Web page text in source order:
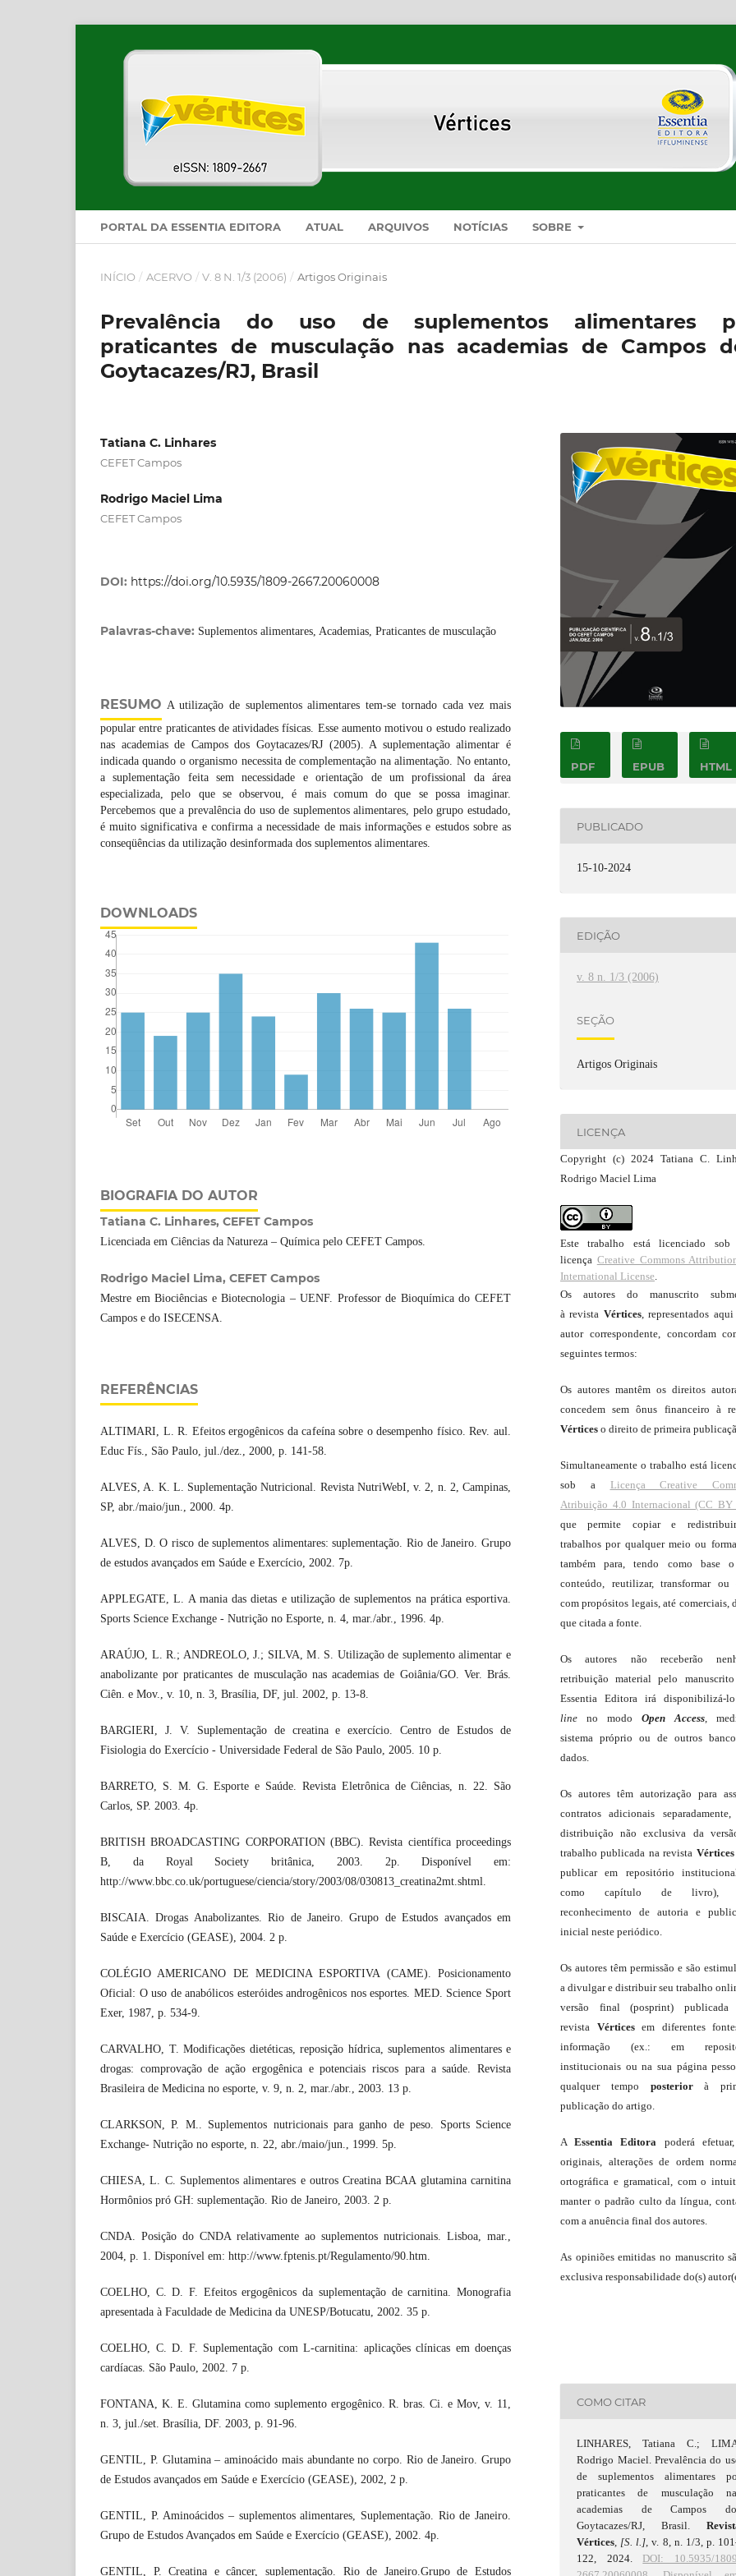
PORTAL DA ESSENTIA EDITORA ATUAL ARQUIVOS NOTÍCIAS SOBRE
INÍCIO / ACERVO / V. 8 N. 1/3 (2006) / Artigos Originais
Prevalência do uso de suplementos alimentares
praticantes de musculação nas academias de Campos
Goytacazes/RJ, Brasil
Tatiana C. Linhares
CEFET Campos
Rodrigo Maciel Lima
CEFET Campos
DOI: https://doi.org/10.5935/1809-2667.20060008
Palavras-chave: Suplementos alimentares, Academias, Praticantes de musculação
RESUMO A utilização de suplementos alimentares tem-se tornado cada vez mais
popular entre praticantes de atividades físicas. Esse aumento motivou o estudo realizado
nas academias de Campos dos Goytacazes/RJ (2005). A suplementação alimentar é
indicada quando o organismo necessita de complementação na alimentação. No entanto,
a suplementação feita sem necessidade e orientação de um profissional da área
especializada, pelo que se observou, é mais comum do que se possa imaginar.
Percebemos que a prevalência do uso de suplementos alimentares, pelo grupo estudado,
é muito significativa e confirma a necessidade de mais informações e estudos sobre as
conseqüências da utilização desinformada dos suplementos alimentares.
DOWNLOADS
BIOGRAFIA DO AUTOR
Tatiana C. Linhares, CEFET Campos
Licenciada em Ciências da Natureza – Química pelo CEFET Campos.
Rodrigo Maciel Lima, CEFET Campos
Mestre em Biociências e Biotecnologia – UENF. Professor de Bioquímica do CEFET
Campos e do ISECENSA.
REFERÊNCIAS
ALTIMARI, L. R. Efeitos ergogênicos da cafeína sobre o desempenho físico. Rev. aul.
Educ Fís., São Paulo, jul./dez., 2000, p. 141-58.
ALVES, A. K. L. Suplementação Nutricional. Revista NutriWebI, v. 2, n. 2, Campinas,
SP, abr./maio/jun., 2000. 4p.
ALVES, D. O risco de suplementos alimentares: suplementação. Rio de Janeiro. Grupo
de estudos avançados em Saúde e Exercício, 2002. 7p.
APPLEGATE, L. A mania das dietas e utilização de suplementos na prática esportiva.
Sports Science Exchange - Nutrição no Esporte, n. 4, mar./abr., 1996. 4p.
ARAÚJO, L. R.; ANDREOLO, J.; SILVA, M. S. Utilização de suplemento alimentar e
anabolizante por praticantes de musculação nas academias de Goiânia/GO. Ver. Brás.
Ciên. e Mov., v. 10, n. 3, Brasília, DF, jul. 2002, p. 13-8.
BARGIERI, J. V. Suplementação de creatina e exercício. Centro de Estudos de
Fisiologia do Exercício - Universidade Federal de São Paulo, 2005. 10 p.
BARRETO, S. M. G. Esporte e Saúde. Revista Eletrônica de Ciências, n. 22. São
Carlos, SP. 2003. 4p.
BRITISH BROADCASTING CORPORATION (BBC). Revista científica proceedings
B, da Royal Society britânica, 2003. 2p. Disponível em:
http://www.bbc.co.uk/portuguese/ciencia/story/2003/08/030813_creatina2mt.shtml.
BISCAIA. Drogas Anabolizantes. Rio de Janeiro. Grupo de Estudos avançados em
Saúde e Exercício (GEASE), 2004. 2 p.
COLÉGIO AMERICANO DE MEDICINA ESPORTIVA (CAME). Posicionamento
Oficial: O uso de anabólicos esteróides androgênicos nos esportes. MED. Science Sport
Exer, 1987, p. 534-9.
CARVALHO, T. Modificações dietéticas, reposição hídrica, suplementos alimentares e
drogas: comprovação de ação ergogênica e potenciais riscos para a saúde. Revista
Brasileira de Medicina no esporte, v. 9, n. 2, mar./abr., 2003. 13 p.
CLARKSON, P. M.. Suplementos nutricionais para ganho de peso. Sports Science
Exchange- Nutrição no esporte, n. 22, abr./maio/jun., 1999. 5p.
CHIESA, L. C. Suplementos alimentares e outros Creatina BCAA glutamina carnitina
Hormônios pró GH: suplementação. Rio de Janeiro, 2003. 2 p.
CNDA. Posição do CNDA relativamente ao suplementos nutricionais. Lisboa, mar.,
2004, p. 1. Disponível em: http://www.fptenis.pt/Regulamento/90.htm.
COELHO, C. D. F. Efeitos ergogênicos da suplementação de carnitina. Monografia
apresentada à Faculdade de Medicina da UNESP/Botucatu, 2002. 35 p.
COELHO, C. D. F. Suplementação com L-carnitina: aplicações clínicas em doenças
cardíacas. São Paulo, 2002. 7 p.
FONTANA, K. E. Glutamina como suplemento ergogênico. R. bras. Ci. e Mov, v. 11,
n. 3, jul./set. Brasília, DF. 2003, p. 91-96.
GENTIL, P. Glutamina – aminoácido mais abundante no corpo. Rio de Janeiro. Grupo
de Estudos avançados em Saúde e Exercício (GEASE), 2002, 2 p.
GENTIL, P. Aminoácidos – suplementos alimentares, Suplementação. Rio de Janeiro.
Grupo de Estudos Avançados em Saúde e Exercício (GEASE), 2002. 4p.
GENTIL, P. Creatina e câncer, suplementação. Rio de Janeiro.Grupo de Estudos
PDF EPUB HTML
PUBLICADO
15-10-2024
EDIÇÃO
v. 8 n. 1/3 (2006)
SEÇÃO
Artigos Originais
LICENÇA
Copyright (c) 2024 Tatiana C.
Rodrigo Maciel Lima
Este trabalho está licenciado sob
licença Creative Commons
International License.
Os autores do manuscrito
à revista Vértices, representados
autor correspondente, concordam
seguintes termos:
Os autores mantêm os direitos
concedem sem ônus financeiro à
Vértices o direito de primeira
Simultaneamente o trabalho está
sob a Licença Creative
Atribuição 4.0 Internacional (CC BY
que permite copiar e
trabalhos por qualquer meio ou
também para, tendo como base
conteúdo, reutilizar, transformar ou
com propósitos legais, até comerciais,
que citada a fonte.
Os autores não receberão
retribuição material pelo
Essentia Editora irá disponibilizá-lo
line no modo Open Access,
sistema próprio ou de outros
dados.
Os autores têm autorização para
contratos adicionais separadamente,
distribuição não exclusiva da
trabalho publicada na revista Vértices
publicar em repositório
como capítulo de livro),
reconhecimento de autoria e
inicial neste periódico.
Os autores têm permissão e são
a divulgar e distribuir seu trabalho
versão final (posprint) publicada
revista Vérticesem diferentes
informação (ex.: em
institucionais ou na sua página
qualquer tempo posteriorà
publicação do artigo.
AEssentia Editora poderá
originais, alterações de ordem
ortográfica e gramatical, com o
manter o padrão culto da língua,
com a anuência final dos autores.
As opiniões emitidas no manuscrito
exclusiva responsabilidade do(s)
COMO CITAR
LINHARES, Tatiana C.;
Rodrigo Maciel. Prevalência do
de suplementos alimentares
praticantes de musculação
academias de Campos
Goytacazes/RJ, Brasil.
Vértices, [S. l.], v. 8, n. 1/3, p.
122, 2024. DOI: 10.5935/